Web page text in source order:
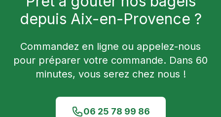
depuis Aix-en-Provence ?
Commandez en ligne ou appelez-nous
pour préparer votre commande. Dans 60
minutes, vous serez chez nous !
06 25 78 99 86